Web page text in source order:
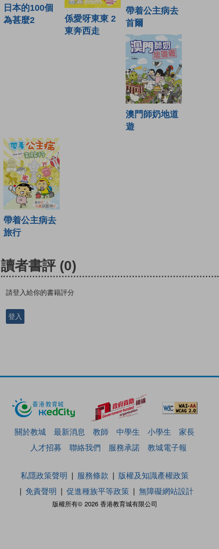
日本的100個
為甚麼2
係愛呀東東 2
東奔西走
帶着公主病去
首爾
澳門師奶地道
遊
帶着公主病去
旅行
讀者書評 (0)
請登入給你的書籍評分
登入
關於教城 最新消息 教師 中學生 小學生
家長
人才招募
聯絡我們 服務承諾 教城電子報
版權所有© 2026 香港教育城有限公司
私隱政策聲明 服務條款
版權及知識產權政策
免責聲明
促進種族平等政策 無障礙網站設計